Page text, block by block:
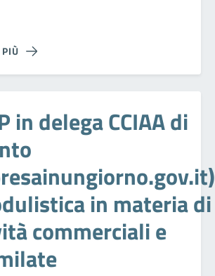
in delega CCIAA di
in materia di
commerciali e